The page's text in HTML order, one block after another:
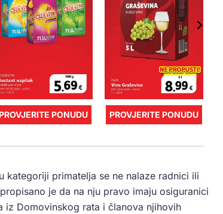
PROVJERITE PONUDU PROVJERITE PONUDU
kategoriji primatelja se ne nalaze radnici ili
je da na nju pravo imaju osiguranici
iz Domovinskog rata i članova njihovih